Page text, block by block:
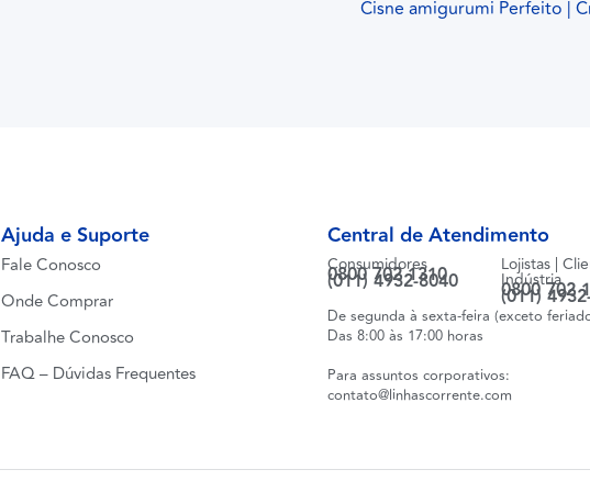
Cisne amigurumi Perfeito |
Ajuda e Suporte
Fale Conosco
Onde Comprar
Trabalhe Conosco
FAQ – Dúvidas Frequentes
Central de Atendimento
Consumidores
0800 702 1310
(011) 4932-8040
Lojistas |
Indústria
0800 702
(011)
De segunda à sexta-feira (exceto
Das 8:00 às 17:00 horas
Para assuntos corporativos:
contato@linhascorrente.com